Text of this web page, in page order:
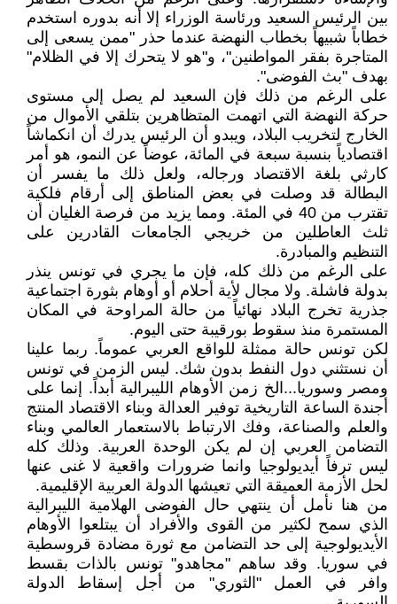
بين الرئيس السعيد ورئاسة الوزراء إلا أنه بدوره استخدم
خطاباً شبيهاً بخطاب النهضة عندما حذر "ممن يسعى إلى
المتاجرة بفقر المواطنين"، و"هو لا يتحرك إلا في الظلام"
بهدف "بث الفوضى".
على الرغم من ذلك فإن السعيد لم يصل إلى مستوى
حركة النهضة التي اتهمت المتظاهرين بتلقي الأموال من
الخارج لتخريب البلاد، ويبدو أن الرئيس يدرك أن انكماشاً
اقتصادياً بنسبة سبعة في المائة، عوضاً عن النمو، هو أمر
كارثي بلغة الاقتصاد ورجاله، ولعل ذلك ما يفسر أن
البطالة قد وصلت في بعض المناطق إلى أرقام فلكية
تقترب من 40 في المئة. ومما يزيد من فرصة الغليان أن
ثلث العاطلين من خريجي الجامعات القادرين على
التنظيم والمبادرة.
على الرغم من ذلك كله، فإن ما يجري في تونس ينذر
بدولة فاشلة. ولا مجال لأية أحلام أو أوهام بثورة اجتماعية
جذرية تخرج البلاد نهائياً من حالة المراوحة في المكان
المستمرة منذ سقوط بورقيبة حتى اليوم.
لكن تونس حالة ممثلة للواقع العربي عموماً. ربما علينا
أن نستثني دول النفط بدون شك. ليس الزمن في تونس
ومصر وسوريا...الخ زمن الأوهام الليبرالية أبداً. إنما على
أجندة الساعة التاريخية توفير العدالة وبناء الاقتصاد المنتج
والعلم والصناعة، وفك الارتباط بالاستعمار العالمي وبناء
التضامن العربي إن لم يكن الوحدة العربية. وذلك كله
ليس ترفاً أيديولوجيا وانما ضرورات واقعية لا غنى عنها
لحل الأزمة العميقة التي تعيشها الدولة العربية الإقليمية.
من هنا نأمل أن ينتهي حال الفوضى الهلامية الليبرالية
الذي سمح لكثير من القوى والأفراد أن يبتلعوا الأوهام
الأيديولوجية إلى حد التضامن مع ثورة مضادة قروسطية
في سوريا. وقد ساهم "مجاهدو" تونس بالذات بقسط
وافر في العمل "الثوري" من أجل إسقاط الدولة